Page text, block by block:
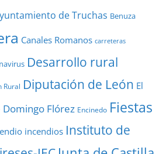
de Truchas Benuza
Canales Romanos carreteras
Desarrollo rural
Rural Diputación de León El
Domingo Flórez Encinedo Fiestas
incendios Instituto de